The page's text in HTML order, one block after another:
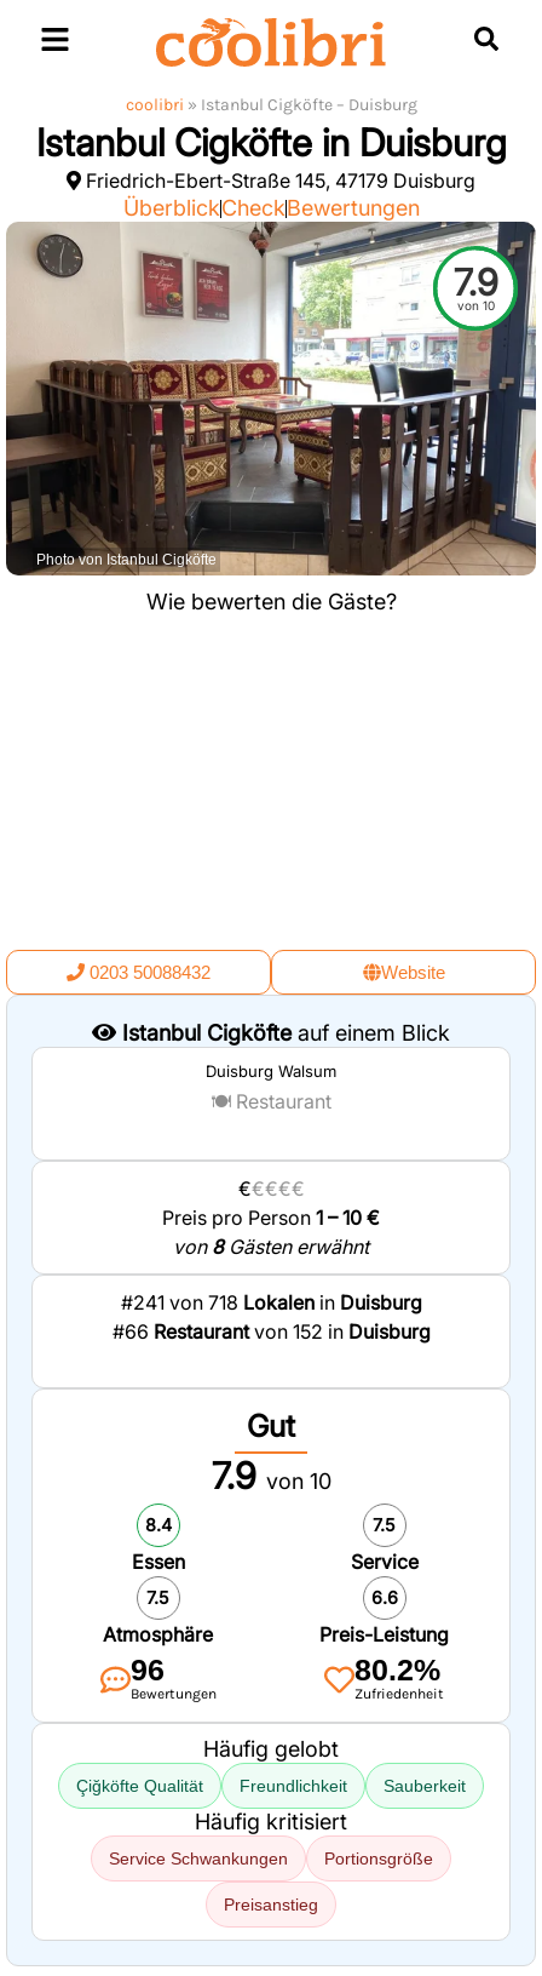
coolibri » Istanbul Cigköfte – Duisburg
Istanbul Cigköfte in Duisburg
Friedrich-Ebert-Straße 145, 47179 Duisburg
ÜberblickCheckBewertungen
7.9
von 10
Photo von Istanbul Cigköfte
Wie bewerten die Gäste?
0203 50088432 Website
Istanbul Cigköfteauf einem Blick
Duisburg Walsum
🍽️ Restaurant
€€€€€
Preis pro Person 1 – 10 €
von 8Gästen erwähnt
#241 von 718 Lokalenin Duisburg
#66 Restaurantvon 152 in Duisburg
Gut
7.9 von 10
8.4
Essen
7.5
Service
7.5
Atmosphäre
6.6
Preis-Leistung
96
Bewertungen
80.2%
Zufriedenheit
Häufig gelobt
Çiğköfte Qualität Freundlichkeit Sauberkeit
Häufig kritisiert
Service Schwankungen Portionsgröße
Preisanstieg